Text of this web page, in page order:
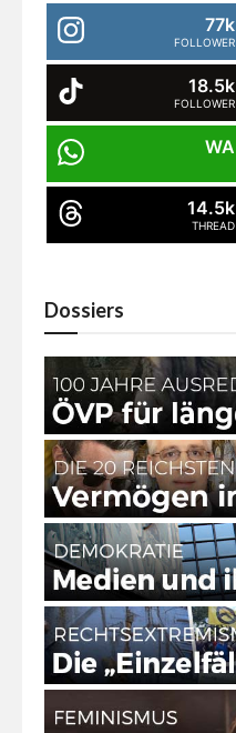
77k
FOLLOWER
18.5k
FOLLOWER
WA
14.5k
THREAD
Dossiers